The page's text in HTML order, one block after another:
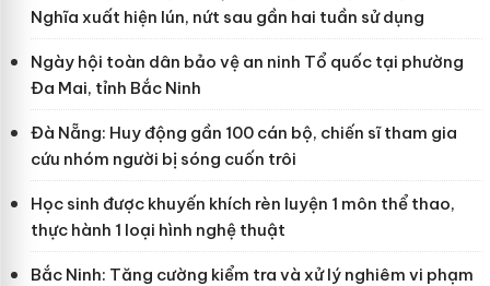
Nghĩa xuất hiện lún, nứt sau gần hai tuần sử dụng
Ngày hội toàn dân bảo vệ an ninh Tổ quốc tại phường
Đa Mai, tỉnh Bắc Ninh
Đà Nẵng: Huy động gần 100 cán bộ, chiến sĩ tham gia
cứu nhóm người bị sóng cuốn trôi
Học sinh được khuyến khích rèn luyện 1 môn thể thao,
thực hành 1 loại hình nghệ thuật
Bắc Ninh: Tăng cường kiểm tra và xử lý nghiêm vi phạm